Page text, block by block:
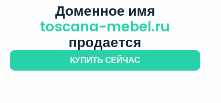
Доменное имя
toscana-mebel.ru
продается
КУПИТЬ СЕЙЧАС